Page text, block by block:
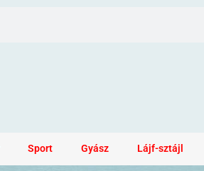
Sport Gyász Lájf-sztájl